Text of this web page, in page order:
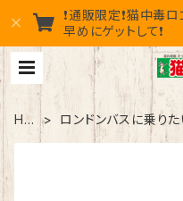
❗通販限定❗猫中毒
早めにゲットして❗
HO
ロンドンバスに乗り
ナイ猫シリーズ